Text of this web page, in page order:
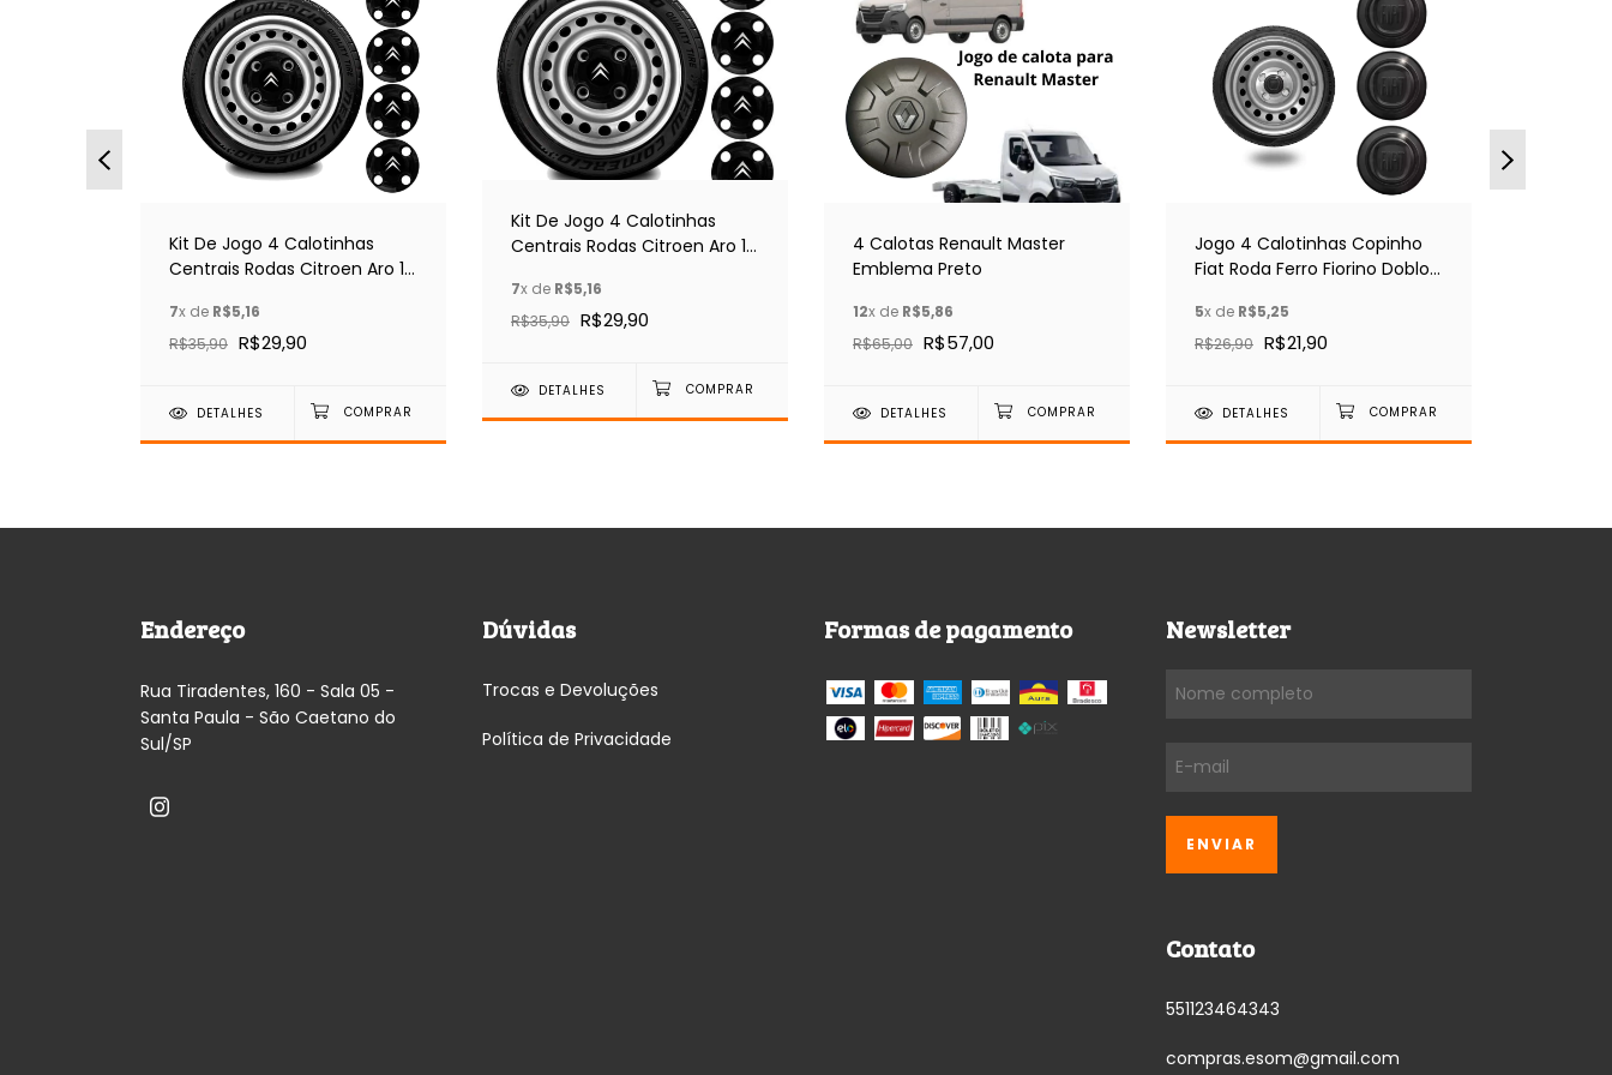
Kit De Jogo 4 Calotinhas
Centrais Rodas Citroen Aro 13
7x de R$5,16
R$35,90 R$29,90
DETALHES
Kit De Jogo 4 Calotinhas
Centrais Rodas Citroen Aro 13
7x de R$5,16
R$35,90 R$29,90
DETALHES
4 Calotas Renault Master
Emblema Preto
12x de R$5,86
R$65,00 R$57,00
DETALHES
Jogo 4 Calotinhas Copinho
Fiat Roda Ferro Fiorino Doblo
5x de R$5,25
R$26,90 R$21,90
DETALHES
Endereço
Rua Tiradentes, 160 - Sala 05 -
Santa Paula - São Caetano do
Sul/SP
Dúvidas
Trocas e Devoluções
Política de Privacidade
Formas de pagamento Newsletter
Contato
551123464343
compras.esom@gmail.com